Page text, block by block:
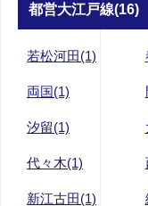
都営大江戸線(16)
若松河田(1)
両国(1)
汐留(1)
代々木(1)
新江古田(1)